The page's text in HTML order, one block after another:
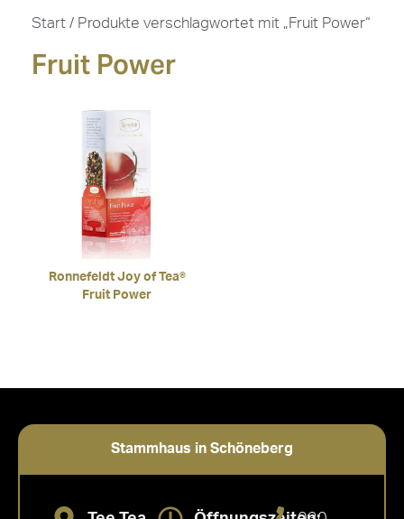
Start / Produkte verschlagwortet mit „Fruit Power“
Fruit Power
Ronnefeldt Joy of Tea®
Fruit Power
Stammhaus in Schöneberg